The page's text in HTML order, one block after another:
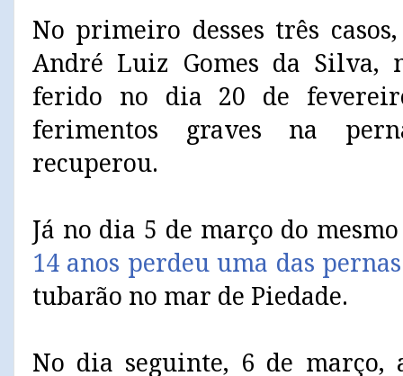
No primeiro desses três
André Luiz Gomes da Silva,
ferido no dia 20 de
ferimentos graves na
recuperou.
Já no dia 5 de março do
14 anos perdeu uma das pernas
tubarão no mar de Piedade.
No dia seguinte, 6 de março,